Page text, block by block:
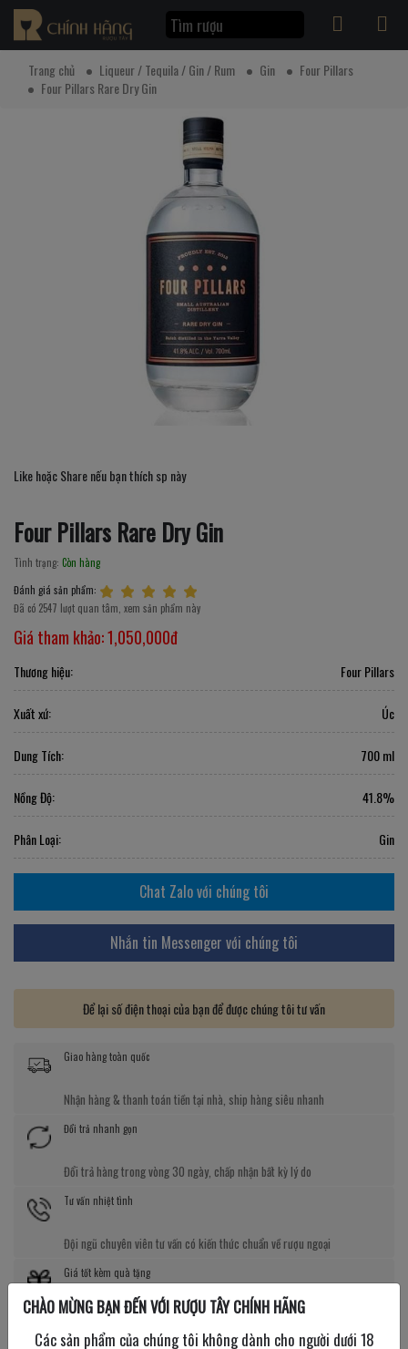
Trang chủ Liqueur / Tequila / Gin / Rum Gin
Four Pillars
Four Pillars Rare Dry Gin
Like hoặc Share nếu bạn thích sp này
Four Pillars Rare Dry Gin
Tình trạng: Còn hàng
Đánh giá sản phẩm:
Đã có 2547 lượt quan tâm, xem sản phẩm này
Giá tham khảo:1,050,000đ
Thương hiệu: Four Pillars
Xuất xứ: Úc
Dung Tích: 700 ml
Nồng Độ: 41.8%
Phân Loại: Gin
Chat Zalo với chúng tôi
Nhắn tin Messenger với chúng tôi
Để lại số điện thoại của bạn để được chúng tôi tư vấn
Giao hàng toàn quốc
Nhận hàng & thanh toán tiền tại nhà, ship hàng siêu nhanh
Đổi trả nhanh gọn
Đổi trả hàng trong vòng 30 ngày, chấp nhận bất kỳ lý do
Tư vấn nhiệt tình
Đội ngũ chuyên viên tư vấn có kiến thức chuẩn về rượu ngoại
Giá tốt kèm quà tặng
Nhiều chương trình giảm giá, tặng quà cực giá trị
CHÀO MỪNG BẠN ĐẾN VỚI RƯỢU TÂY CHÍNH HÃNG
Các sản phẩm của chúng tôi không dành cho người dưới 18